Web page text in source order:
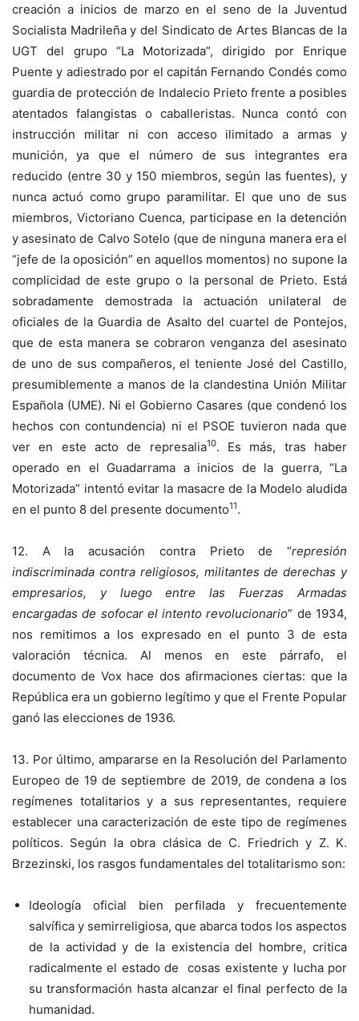
creación a inicios de marzo en el seno de la Juventud
Socialista Madrileña y del Sindicato de Artes Blancas de la
UGT del grupo “La Motorizada”, dirigido por Enrique
Puente y adiestrado por el capitán Fernando Condés como
guardia de protección de Indalecio Prieto frente a posibles
atentados falangistas o caballeristas. Nunca contó con
instrucción militar ni con acceso ilimitado a armas y
munición, ya que el número de sus integrantes era
reducido (entre 30 y 150 miembros, según las fuentes), y
nunca actuó como grupo paramilitar. El que uno de sus
miembros, Victoriano Cuenca, participase en la detención
y asesinato de Calvo Sotelo (que de ninguna manera era el
“jefe de la oposición” en aquellos momentos) no supone la
complicidad de este grupo o la personal de Prieto. Está
sobradamente demostrada la actuación unilateral de
oficiales de la Guardia de Asalto del cuartel de Pontejos,
que de esta manera se cobraron venganza del asesinato
de uno de sus compañeros, el teniente José del Castillo,
presumiblemente a manos de la clandestina Unión Militar
Española (UME). Ni el Gobierno Casares (que condenó los
hechos con contundencia) ni el PSOE tuvieron nada que
ver en este acto de represalia10. Es más, tras haber
operado en el Guadarrama a inicios de la guerra, “La
Motorizada” intentó evitar la masacre de la Modelo aludida
en el punto 8 del presente documento11.
12. A la acusación contra Prieto de “represión
indiscriminada contra religiosos, militantes de derechas y
empresarios, y luego entre las Fuerzas Armadas
encargadas de sofocar el intento revolucionario” de 1934,
nos remitimos a los expresado en el punto 3 de esta
valoración técnica. Al menos en este párrafo, el
documento de Vox hace dos afirmaciones ciertas: que la
República era un gobierno legítimo y que el Frente Popular
ganó las elecciones de 1936.
13. Por último, ampararse en la Resolución del Parlamento
Europeo de 19 de septiembre de 2019, de condena a los
regímenes totalitarios y a sus representantes, requiere
establecer una caracterización de este tipo de regímenes
políticos. Según la obra clásica de C. Friedrich y Z. K.
Brzezinski, los rasgos fundamentales del totalitarismo son:
Ideología oficial bien perfilada y frecuentemente
salvífica y semirreligiosa, que abarca todos los aspectos
de la actividad y de la existencia del hombre, critica
radicalmente el estado de cosas existente y lucha por
su transformación hasta alcanzar el final perfecto de la
humanidad.